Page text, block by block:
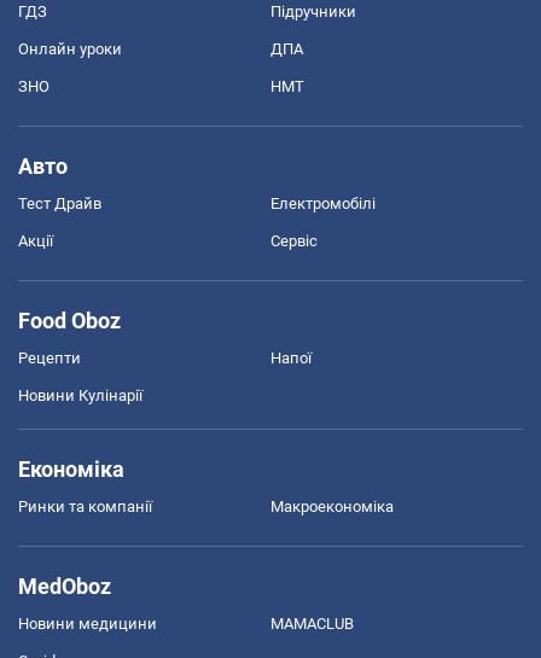
ГДЗ Підручники
Онлайн уроки ДПА
ЗНО НМТ
Авто
Тест Драйв Електромобілі
Акції Сервіс
Food Oboz
Рецепти Напої
Новини Кулінарії
Економіка
Ринки та компанії Макроекономіка
MedOboz
Новини медицини MAMACLUB